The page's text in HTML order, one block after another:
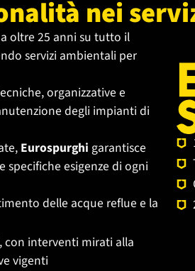
nei
oltre 25 anni su tutto il
servizi ambientali per
organizzative e
degli impianti di
Eurospurghi garantisce
specifiche esigenze di ogni
delle acque reflue e la
, con interventi mirati alla
vigenti